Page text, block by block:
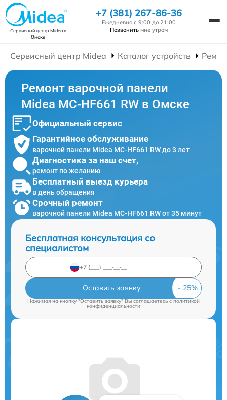
Сервисный центр Mideaв
Омске
+7 (381) 267-86-36
Ежедневно с 9:00 до 21:00
Позвонить мне утром
Сервисный центр Midea Каталог устройств
Ремонт варочной панели
Midea MC-HF661 RW в Омске
Официальный сервис
Гарантийное обслуживание
варочной панели Midea MC-HF661 RW до 3 лет
Диагностика за наш счет,
ремонт по желанию
Бесплатный выезд курьера
в день обращения
Срочный ремонт
варочной панели Midea MC-HF661 RW от 35 минут
Бесплатная консультация со
специалистом
Оставить заявку
Нажимая на кнопку "Оставить заявку" Вы соглашаетесь cполитикой
конфиденциальности